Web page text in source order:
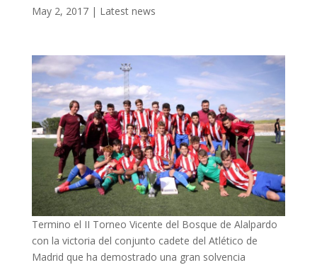
May 2, 2017| Latest news
Termino el II Torneo Vicente del Bosque de Alalpardo
con la victoria del conjunto cadete del Atlético de
Madrid que ha demostrado una gran solvencia